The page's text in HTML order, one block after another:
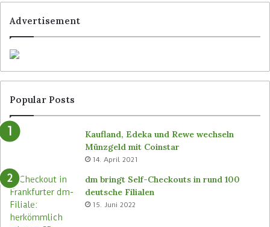
Advertisement
Popular Posts
Kaufland, Edeka und Rewe wechseln
Münzgeld mit Coinstar
14. April 2021
dm bringt Self-Checkouts in rund 100
deutsche Filialen
15. Juni 2022